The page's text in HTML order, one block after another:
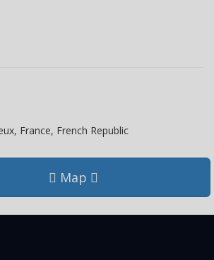
France, French Republic
Map